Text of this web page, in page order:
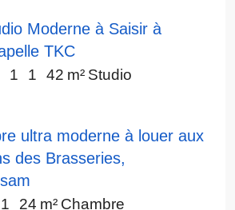
Moderne à Saisir à
TKC
1 1 42 m² Studio
ultra moderne à louer aux
des Brasseries,
1 24 m² Chambre